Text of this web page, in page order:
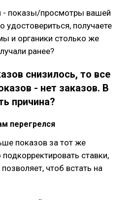
- показы/просмотры вашей
удостовериться, получаете
и органики столько же
ранее?
снизилось, то все
- нет заказов. В
причина?
перегрелся
показов за тот же
ставки,
чтоб встать на